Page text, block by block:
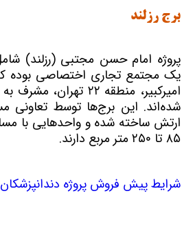
برج رزلند
پروژه امام حسن مجتبی (رزلند)
یک مجتمع تجاری اختصاصی بوده که
امیرکبیر، منطقه ۲۲
شده‌اند. این برج‌ها توسط
ارتش ساخته شده و واحدهایی با
۸۵ تا ۲۵۰ متر مربع دارند.
شرایط پیش فروش پروژه دندانپزشکان